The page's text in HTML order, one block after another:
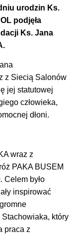
urodzin Ks.
podjęła
Ks. Jana
z Siecią Salonów
jej statutowej
człowieka,
dłoni.
wraz z
PAKA BUSEM
Celem było
inspirować
który
praca z